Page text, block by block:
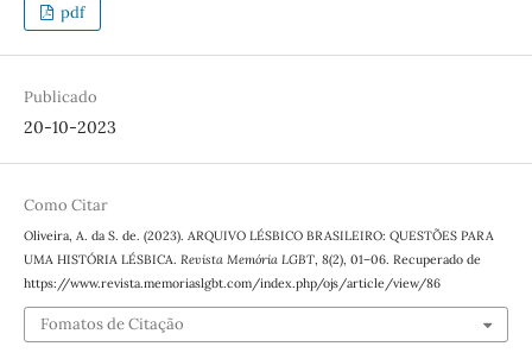
pdf
Publicado
20-10-2023
Como Citar
Oliveira, A. da S. de. (2023). ARQUIVO LÉSBICO BRASILEIRO: QUESTÕES PARA
UMA HISTÓRIA LÉSBICA. Revista Memória LGBT, 8(2), 01–06. Recuperado de
https://www.revista.memoriaslgbt.com/index.php/ojs/article/view/86
Fomatos de Citação